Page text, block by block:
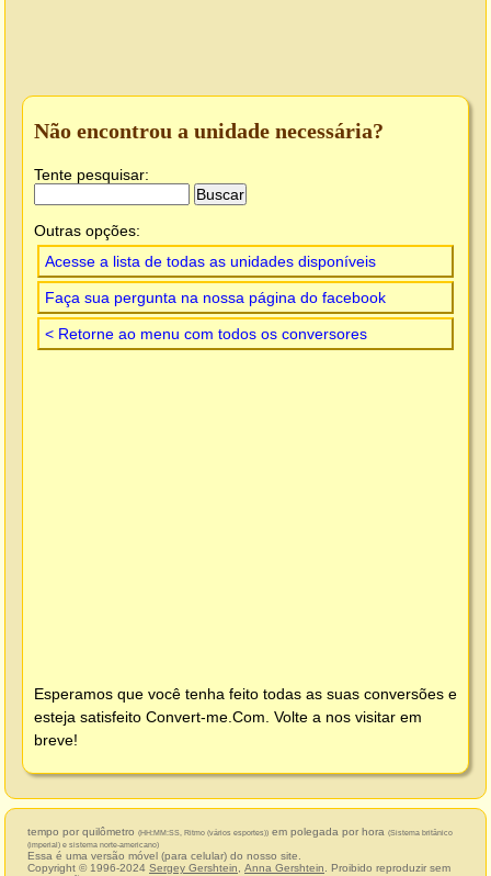
Não encontrou a unidade necessária?
Tente pesquisar:
Outras opções:
Acesse a lista de todas as unidades disponíveis
Faça sua pergunta na nossa página do facebook
< Retorne ao menu com todos os conversores
Esperamos que você tenha feito todas as suas conversões e
esteja satisfeito Convert-me.Com . Volte a nos visitar em
breve!
tempo por quilômetro (HH:MM:SS, Ritmo (vários esportes)) em polegada por hora (Sistema britânico
(imperial) e sistema norte-americano)
Essa é uma versão móvel (para celular) do nosso site.
Copyright © 1996-2024 Sergey Gershtein Anna Gershtein . Proibido reproduzir sem